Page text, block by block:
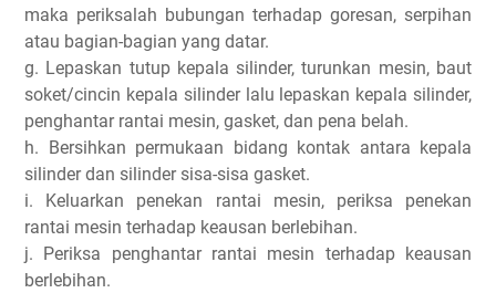
maka periksalah bubungan terhadap goresan, serpihan
atau bagian-bagian yang datar.
g. Lepaskan tutup kepala silinder, turunkan mesin, baut
soket/cincin kepala silinder lalu lepaskan kepala silinder,
penghantar rantai mesin, gasket, dan pena belah.
h. Bersihkan permukaan bidang kontak antara kepala
silinder dan silinder sisa-sisa gasket.
i. Keluarkan penekan rantai mesin, periksa penekan
rantai mesin terhadap keausan berlebihan.
j. Periksa penghantar rantai mesin terhadap keausan
berlebihan.